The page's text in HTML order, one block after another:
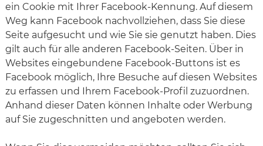
ein Cookie mit Ihrer Facebook-Kennung. Auf diesem
Weg kann Facebook nachvollziehen, dass Sie diese
Seite aufgesucht und wie Sie sie genutzt haben. Dies
gilt auch für alle anderen Facebook-Seiten. Über in
Websites eingebundene Facebook-Buttons ist es
Facebook möglich, Ihre Besuche auf diesen Websites
zu erfassen und Ihrem Facebook-Profil zuzuordnen.
Anhand dieser Daten können Inhalte oder Werbung
auf Sie zugeschnitten und angeboten werden.